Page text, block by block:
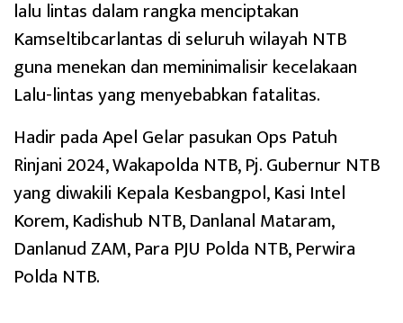
lalu lintas dalam rangka menciptakan
Kamseltibcarlantas di seluruh wilayah NTB
guna menekan dan meminimalisir kecelakaan
Lalu-lintas yang menyebabkan fatalitas.
Hadir pada Apel Gelar pasukan Ops Patuh
Rinjani 2024, Wakapolda NTB, Pj. Gubernur NTB
yang diwakili Kepala Kesbangpol, Kasi Intel
Korem, Kadishub NTB, Danlanal Mataram,
Danlanud ZAM, Para PJU Polda NTB, Perwira
Polda NTB.